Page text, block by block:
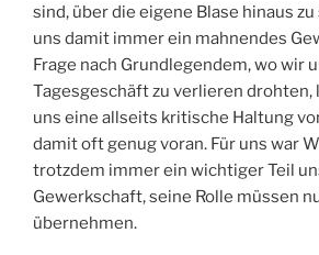
sind, über die eigene Blase hinaus zu
uns damit immer ein mahnendes
Frage nach Grundlegendem, wo wir
Tagesgeschäft zu verlieren drohten,
uns eine allseits kritische Haltung
damit oft genug voran. Für uns war
trotzdem immer ein wichtiger Teil
Gewerkschaft, seine Rolle müssen
übernehmen.